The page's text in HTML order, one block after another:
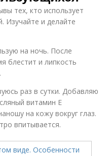
тех, кто использует
Изучайте и делайте
на ночь. После
блестит и липкость
раз в сутки. Добавляю
витамин Е
на кожу вокруг глаз.
впитывается.